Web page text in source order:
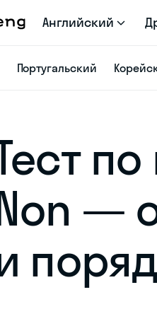
Английский
Португальский
—